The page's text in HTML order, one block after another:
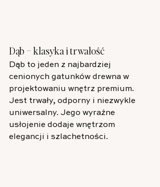
Dąb – klasyka i trwałość
Dąb to jeden z najbardziej
cenionych gatunków drewna w
projektowaniu wnętrz premium.
Jest trwały, odporny i niezwykle
uniwersalny. Jego wyraźne
usłojenie dodaje wnętrzom
elegancji i szlachetności.